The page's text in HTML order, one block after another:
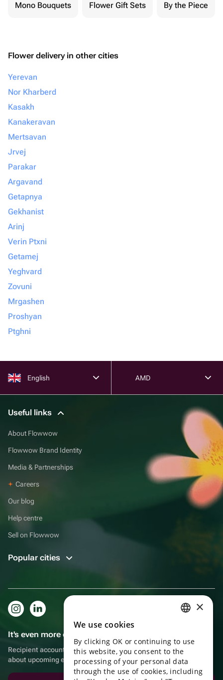
Mono Bouquets Flower Gift Sets By the Piece
Flower delivery in other cities
Yerevan
Nor Kharberd
Kasakh
Kanakeravan
Mertsavan
Jrvej
Parakar
Argavand
Getapnya
Gekhanist
Arinj
Verin Ptxni
Getamej
Yeghvard
Zovuni
Mrgashen
Proshyan
Ptghni
English AMD
Useful links
About Flowwow
Flowwow Brand Identity
Media & Partnerships
Careers
Our blog
Help centre
Sell on Flowwow
Popular cities
It's even more convenient in the app!
Recipient account, extra rewards for purchases and reminders
about upcoming events
ENGLISH
UKRAINIAN
PORTUGUESE
×
We use cookies
By clicking OK or continuing to use
this website, you consent to the
processing of your personal data
through the use of cookies, including